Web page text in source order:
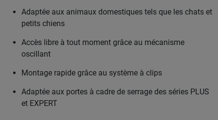
Adaptée aux animaux domestiques tels que les chats et
petits chiens
Accès libre à tout moment grâce au mécanisme
oscillant
Montage rapide grâce au système à clips
Adaptée aux portes à cadre de serrage des séries PLUS
et EXPERT